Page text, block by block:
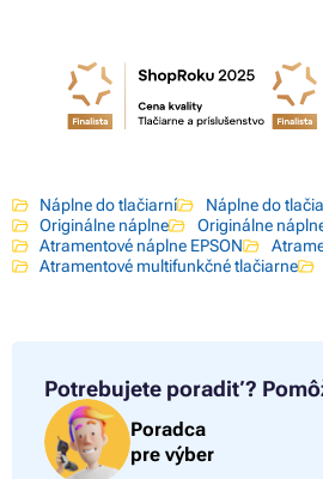
Náplne do tlačiarní
Náplne do
Originálne náplne
Originálne
Atramentové náplne EPSON
Atramentové multifunkčné tlačiarne
Potrebujete poradiť?
Poradca
pre výber